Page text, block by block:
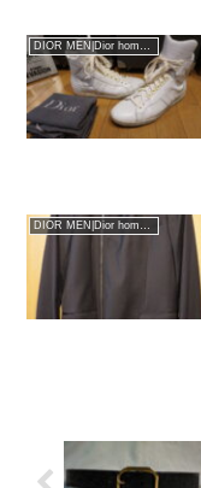
DIOR MEN|Dior homme
DIOR MEN|Dior homme